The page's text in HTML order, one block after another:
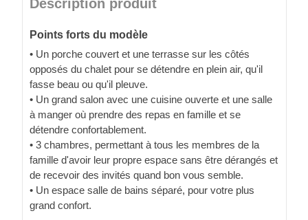
Description produit
Points forts du modèle
• Un porche couvert et une terrasse sur les côtés
opposés du chalet pour se détendre en plein air, qu'il
fasse beau ou qu'il pleuve.
• Un grand salon avec une cuisine ouverte et une salle
à manger où prendre des repas en famille et se
détendre confortablement.
• 3 chambres, permettant à tous les membres de la
famille d'avoir leur propre espace sans être dérangés et
de recevoir des invités quand bon vous semble.
• Un espace salle de bains séparé, pour votre plus
grand confort.